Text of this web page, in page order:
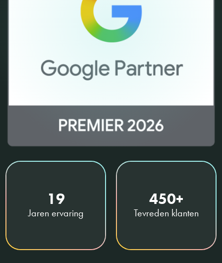
19
Jaren ervaring
450+
Tevreden klanten